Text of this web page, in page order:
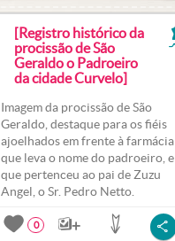
[Registro histórico da
procissão de São
Geraldo o Padroeiro
da cidade Curvelo]
Imagem da procissão de São
Geraldo, destaque para os fiéis
ajoelhados em frente à farmácia
que leva o nome do padroeiro, e
que pertenceu ao pai de Zuzu
Angel, o Sr. Pedro Netto.
0